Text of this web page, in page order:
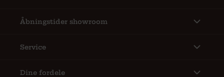
Åbningstider showroom
Service
Dine fordele